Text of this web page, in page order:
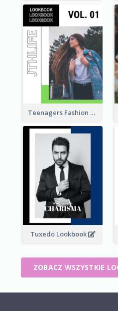
Teenagers Fashion Lookbook
Tuxedo Lookbook
ZOBACZ WSZYSTKIE